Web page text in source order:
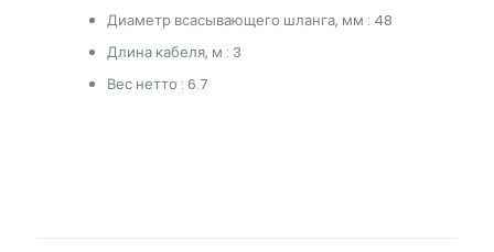
Диаметр всасывающего шланга, мм : 48
Длина кабеля, м : 3
Вес нетто : 6.7